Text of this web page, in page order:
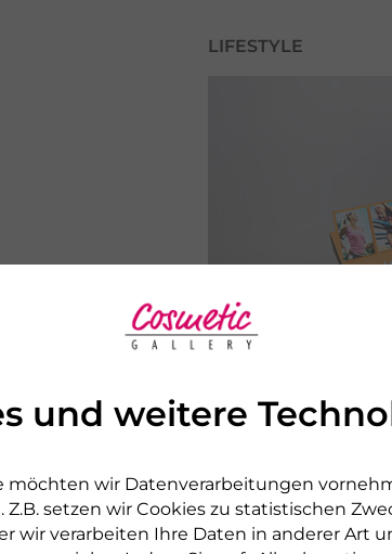
und weitere
möchten wir Datenverarbeitungen
setzen wir Cookies zu statistischen
wir verarbeiten Ihre Daten in anderer Art
LIFESTYLE
MOLAT
Fit und